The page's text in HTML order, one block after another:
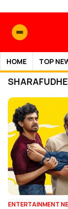
HOME TOP
ENTERTAINMENT